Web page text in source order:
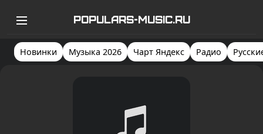
POPULARS-MUSIC.RU
Новинки Музыка 2026 Чарт Яндекс Радио